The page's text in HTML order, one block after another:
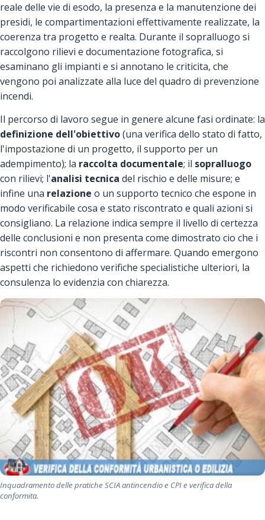
reale delle vie di esodo, la presenza e la manutenzione dei
presidi, le compartimentazioni effettivamente realizzate, la
coerenza tra progetto e realta. Durante il sopralluogo si
raccolgono rilievi e documentazione fotografica, si
esaminano gli impianti e si annotano le criticita, che
vengono poi analizzate alla luce del quadro di prevenzione
incendi.
Il percorso di lavoro segue in genere alcune fasi ordinate: la
definizione dell'obiettivo(una verifica dello stato di fatto,
l'impostazione di un progetto, il supporto per un
adempimento); la raccolta documentale; il sopralluogo
con rilievi; l'analisi tecnica del rischio e delle misure; e
infine una relazione o un supporto tecnico che espone in
modo verificabile cosa e stato riscontrato e quali azioni si
consigliano. La relazione indica sempre il livello di certezza
delle conclusioni e non presenta come dimostrato cio che i
riscontri non consentono di affermare. Quando emergono
aspetti che richiedono verifiche specialistiche ulteriori, la
consulenza lo evidenzia con chiarezza.
Inquadramento delle pratiche SCIA antincendio e CPI e verifica della
conformita.